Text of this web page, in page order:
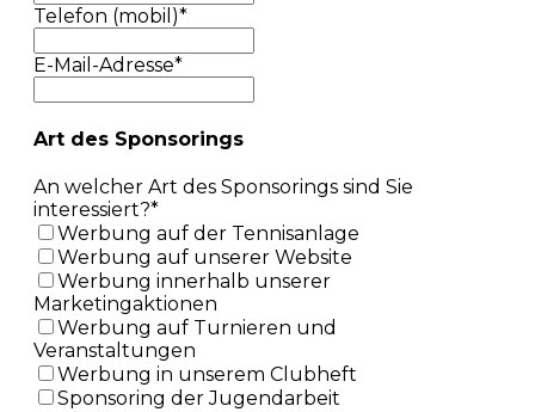
Telefon (mobil)*
E-Mail-Adresse*
Art des Sponsorings
An welcher Art des Sponsorings sind Sie
interessiert?*
Werbung auf der Tennisanlage
Werbung auf unserer Website
Werbung innerhalb unserer
Marketingaktionen
Werbung auf Turnieren und
Veranstaltungen
Werbung in unserem Clubheft
Sponsoring der Jugendarbeit